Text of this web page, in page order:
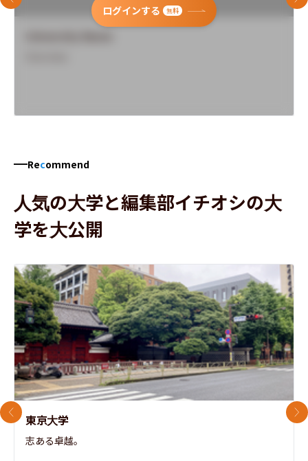
ログインする 無料
Recommend
人気の大学と編集部イチオシの大
学を大公開
東京大学
志ある卓越。
前のスライド 次